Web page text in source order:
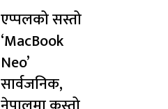
एप्पलको सस्तो
‘MacBook
Neo’
सार्वजनिक,